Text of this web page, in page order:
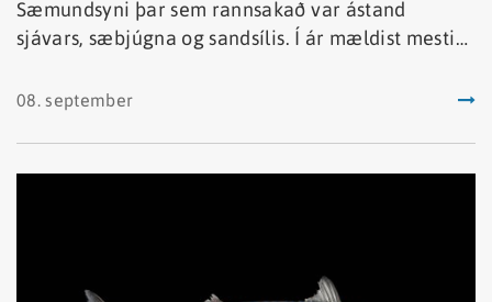
Sæmundsyni þar sem rannsakað var ástand
sjávars, sæbjúgna og sandsílis. Í ár mældist mesti
tekinn sýni með sandsílaplóg á þremur svæðum,
08. september